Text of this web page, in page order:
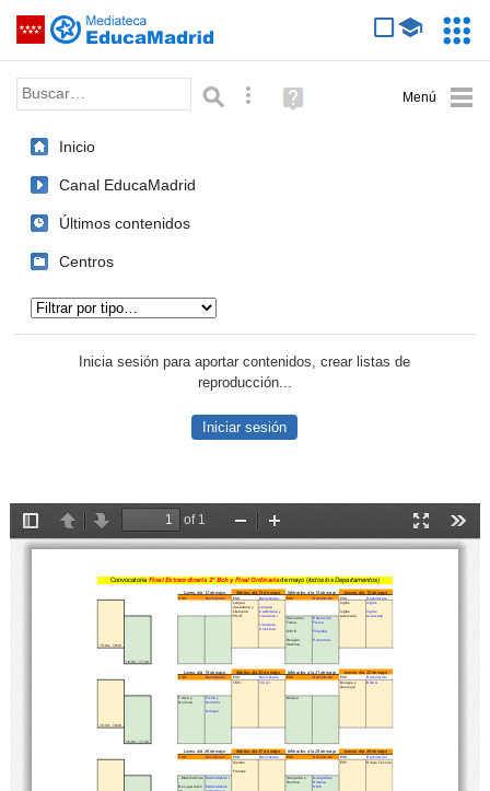
Saltar navegación
Palabra o frase: Búsqueda avanzada
Ayuda
(en
Inicio
Canal EducaMadrid
Últimos contenidos
Centros
Inicia sesión para aportar contenidos, crear listas de
reproducción...
Iniciar sesión